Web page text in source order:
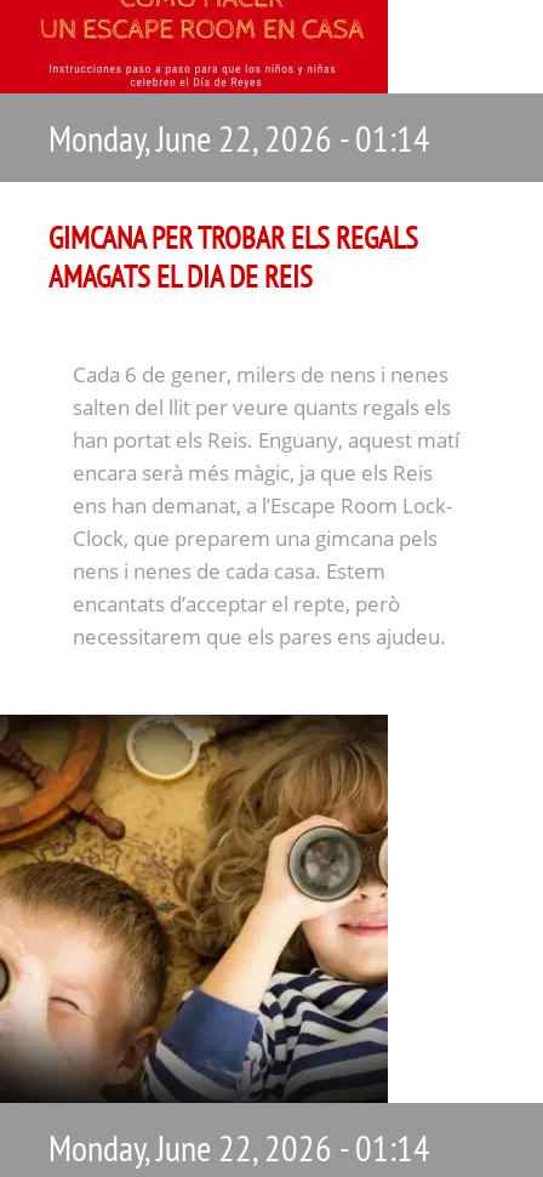
Monday, June 22, 2026 - 01:14
GIMCANA PER TROBAR ELS REGALS
AMAGATS EL DIA DE REIS
Cada 6 de gener, milers de nens i nenes
salten del llit per veure quants regals els
han portat els Reis. Enguany, aquest matí
encara serà més màgic, ja que els Reis
ens han demanat, a l’Escape Room Lock-
Clock, que preparem una gimcana pels
nens i nenes de cada casa. Estem
encantats d’acceptar el repte, però
necessitarem que els pares ens ajudeu.
Monday, June 22, 2026 - 01:14